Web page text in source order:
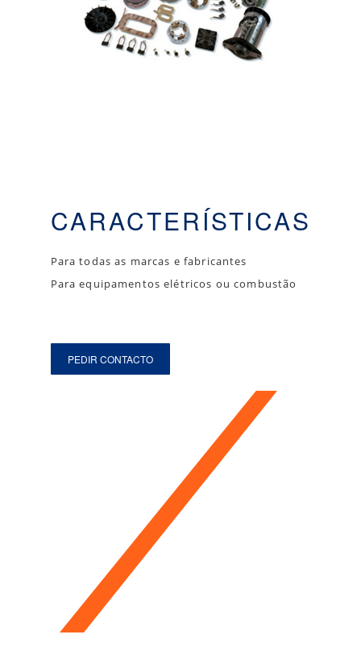
CARACTERÍSTICAS
Para todas as marcas e fabricantes
Para equipamentos elétricos ou combustão
PEDIR CONTACTO